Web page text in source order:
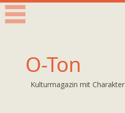
O-Ton
Kulturmagazin mit Charakter